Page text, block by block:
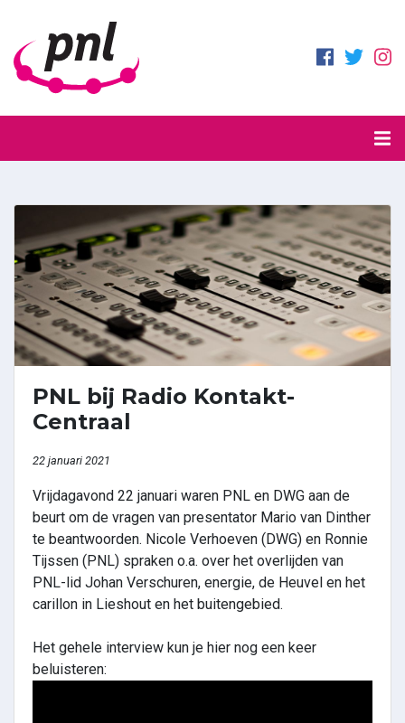
PNL bij Radio Kontakt-
Centraal
22 januari 2021
Vrijdagavond 22 januari waren PNL en DWG aan de
beurt om de vragen van presentator Mario van Dinther
te beantwoorden. Nicole Verhoeven (DWG) en Ronnie
Tijssen (PNL) spraken o.a. over het overlijden van
PNL-lid Johan Verschuren, energie, de Heuvel en het
carillon in Lieshout en het buitengebied.
Het gehele interview kun je hier nog een keer
beluisteren: